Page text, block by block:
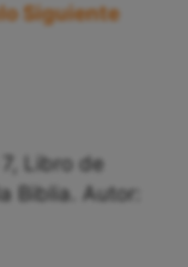
Siguiente
Libro de
Biblia. Autor: